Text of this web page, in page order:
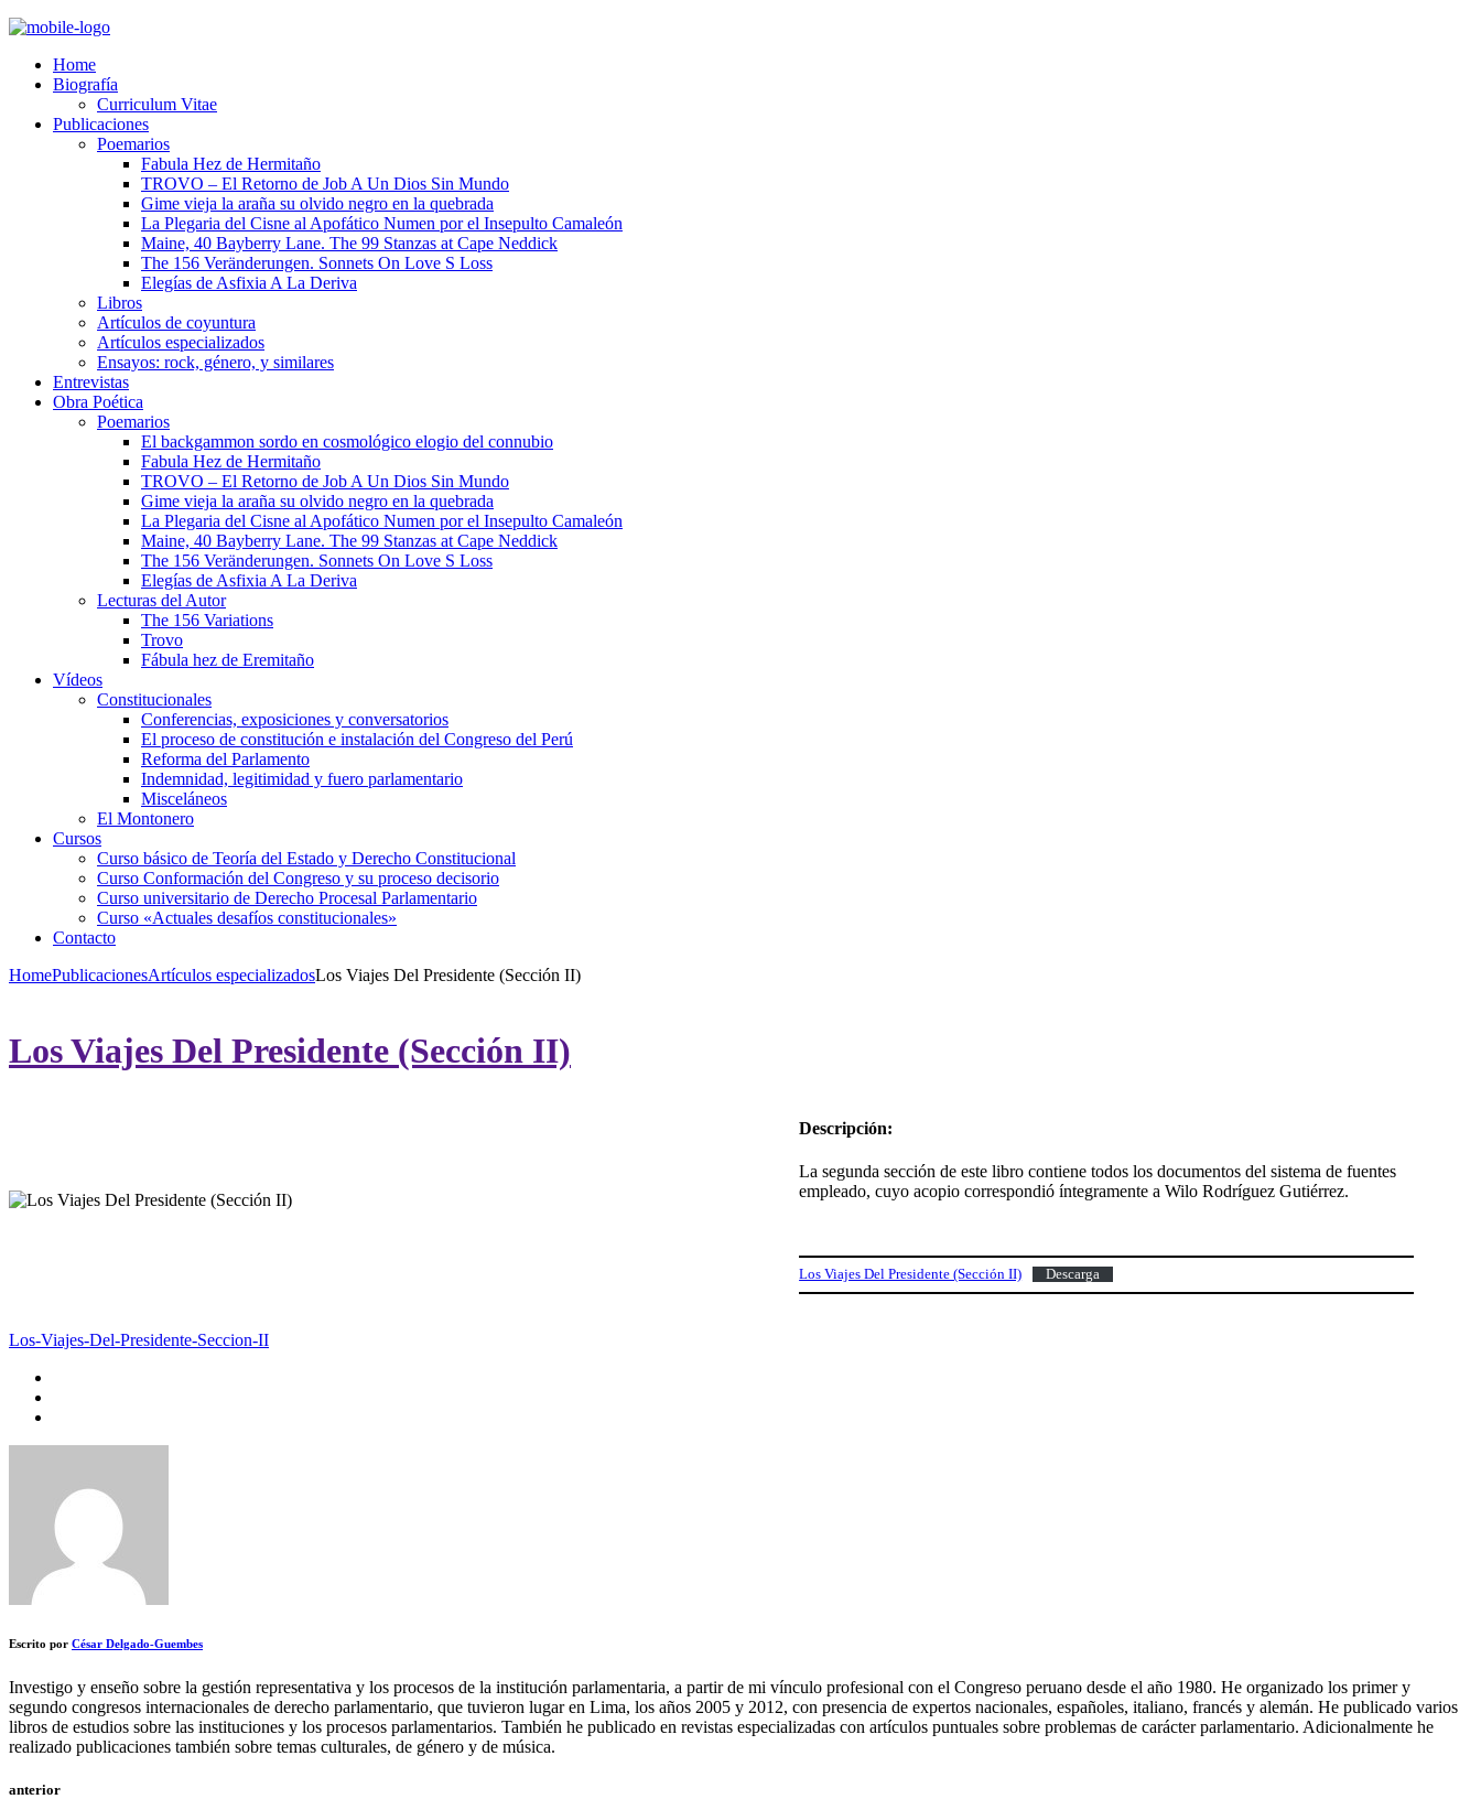
Home
Biografía
Curriculum Vitae​
Publicaciones
Poemarios
Fabula Hez de Hermitaño
TROVO – El Retorno de Job A Un Dios Sin Mundo
Gime vieja la araña su olvido negro en la quebrada
La Plegaria del Cisne al Apofático Numen por el Insepulto Camaleón
Maine, 40 Bayberry Lane. The 99 Stanzas at Cape Neddick
The 156 Veränderungen. Sonnets On Love S Loss
Elegías de Asfixia A La Deriva
Libros
Artículos de coyuntura
Artículos especializados
Ensayos: rock, género, y similares
Entrevistas
Obra Poética
Poemarios
El backgammon sordo en cosmológico elogio del connubio
Fabula Hez de Hermitaño
TROVO – El Retorno de Job A Un Dios Sin Mundo
Gime vieja la araña su olvido negro en la quebrada
La Plegaria del Cisne al Apofático Numen por el Insepulto Camaleón
Maine, 40 Bayberry Lane. The 99 Stanzas at Cape Neddick
The 156 Veränderungen. Sonnets On Love S Loss
Elegías de Asfixia A La Deriva
Lecturas del Autor
The 156 Variations
Trovo
Fábula hez de Eremitaño
Vídeos
Constitucionales
Conferencias, exposiciones y conversatorios
El proceso de constitución e instalación del Congreso del Perú
Reforma del Parlamento
Indemnidad, legitimidad y fuero parlamentario
Misceláneos
El Montonero
Cursos
Curso básico de Teoría del Estado y Derecho Constitucional
Curso Conformación del Congreso y su proceso decisorio
Curso universitario de Derecho Procesal Parlamentario
Curso «Actuales desafíos constitucionales»
Contacto
HomePublicacionesArtículos especializadosLos Viajes Del Presidente (Sección II)
Los Viajes Del Presidente (Sección II)
Descripción:
La segunda sección de este libro contiene todos los documentos del sistema de fuentes
empleado, cuyo acopio correspondió íntegramente a Wilo Rodríguez Gutiérrez.
Los Viajes Del Presidente (Sección II) Descarga
Los-Viajes-Del-Presidente-Seccion-II
Escrito por César Delgado-Guembes
Investigo y enseño sobre la gestión representativa y los procesos de la institución parlamentaria, a partir de mi vínculo profesional con el Congreso peruano desde el año 1980. He organizado los primer y
segundo congresos internacionales de derecho parlamentario, que tuvieron lugar en Lima, los años 2005 y 2012, con presencia de expertos nacionales, españoles, italiano, francés y alemán. He publicado varios
libros de estudios sobre las instituciones y los procesos parlamentarios. También he publicado en revistas especializadas con artículos puntuales sobre problemas de carácter parlamentario. Adicionalmente he
realizado publicaciones también sobre temas culturales, de género y de música.
anterior